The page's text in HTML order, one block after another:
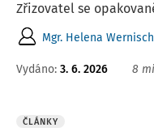
Zřizovatel se
Mgr. Helena
Vydáno: 3. 6. 2026 8
ČLÁNKY